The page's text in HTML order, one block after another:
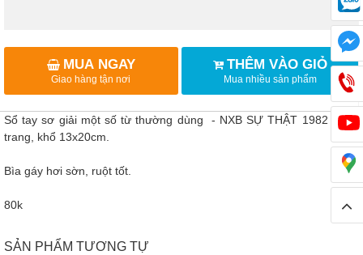
MUA NGAY
Giao hàng tận nơi
THÊM VÀO GIỎ
Mua nhiều sản phẩm
Sổ tay sơ giải một số từ thường dùng - NXB SỰ THẬT 1982 , 292
trang, khổ 13x20cm.
Bìa gáy hơi sờn, ruột tốt.
80k
SẢN PHẨM TƯƠNG TỰ